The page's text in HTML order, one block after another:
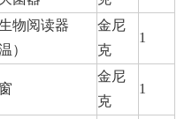
物阅读器
）
金尼
克
1
金尼
克
1